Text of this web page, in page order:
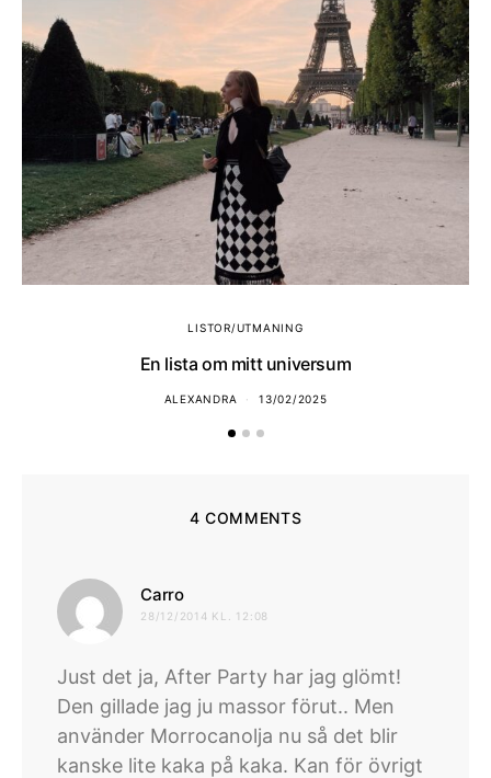
LISTOR/UTMANING
En lista om mitt universum
ALEXANDRA 13/02/2025
4 COMMENTS
Carro
28/12/2014 KL. 12:08
Just det ja, After Party har jag glömt!
Den gillade jag ju massor förut.. Men
använder Morrocanolja nu så det blir
kanske lite kaka på kaka. Kan för övrigt